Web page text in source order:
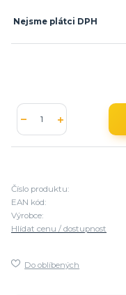
Nejsme plátci DPH
Číslo produktu:
EAN kód:
Výrobce:
Hlídat cenu / dostupnost
Do oblíbených